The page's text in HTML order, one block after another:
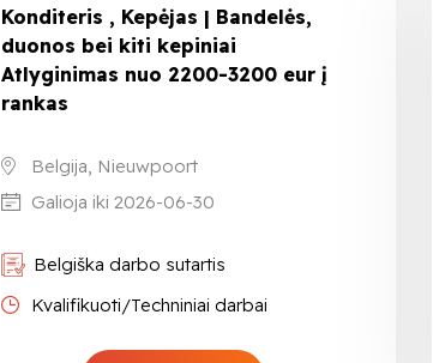
Konditeris , Kepėjas | Bandelės,
duonos bei kiti kepiniai
Atlyginimas nuo 2200-3200 eur į
rankas
Belgija, Nieuwpoort
Galioja iki 2026-06-30
Belgiška darbo sutartis
Kvalifikuoti/Techniniai darbai